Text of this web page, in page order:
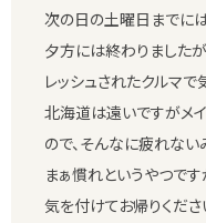
次の日の土曜日までに
夕方には終わりました
レッシュされたクルマで
北海道は遠いですがメ
ので、そんなに疲れない
まぁ慣れというやつです
気を付けてお帰りくださ